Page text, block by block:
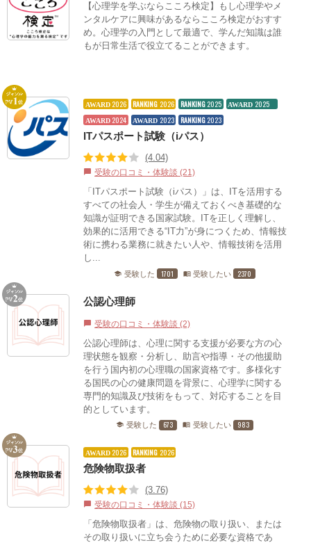
【心理学を学ぶならこころ検定】もし心理学やメ
ンタルケアに興味があるならこころ検定がおすす
め。心理学の入門として最適で、学んだ知識は誰
もが日常生活で役立てることができます。
AWARD 2026 RANKING 2026 RANKING 2025 AWARD 2025
AWARD 2024 AWARD 2023 RANKING 2023
ITパスポート試験（iパス）
(4.04)
chat_bubble 受験の口コミ・体験談 (21)
「ITパスポート試験（iパス）」は、ITを活用する
すべての社会人・学生が備えておくべき基礎的な
知識が証明できる国家試験。ITを正しく理解し、
効果的に活用できる“IT力”が身につくため、情報技
術に携わる業務に就きたい人や、情報技術を活用
し...
school 受験した 1701 menu_book 受験したい 2370
公認心理師
chat_bubble 受験の口コミ・体験談 (2)
公認心理師は、心理に関する支援が必要な方の心
理状態を観察・分析し、助言や指導・その他援助
を行う国内初の心理職の国家資格です。多様化す
る国民の心の健康問題を背景に、心理学に関する
専門的知識及び技術をもって、対応することを目
的としています。
school 受験した 673 menu_book 受験したい 983
AWARD 2026 RANKING 2026
危険物取扱者
(3.76)
chat_bubble 受験の口コミ・体験談 (15)
「危険物取扱者」は、危険物の取り扱い、または
その取り扱いに立ち会うために必要な資格であ